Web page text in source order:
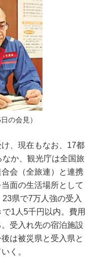
の会見）
、現在もなお、17都
か、観光庁は全国旅
会（全旅連）と連携
面の生活場所として
県で7万人強の受入
1人5千円以内。費用
受入れ先の宿泊施設
は被災県と受入県と
く。